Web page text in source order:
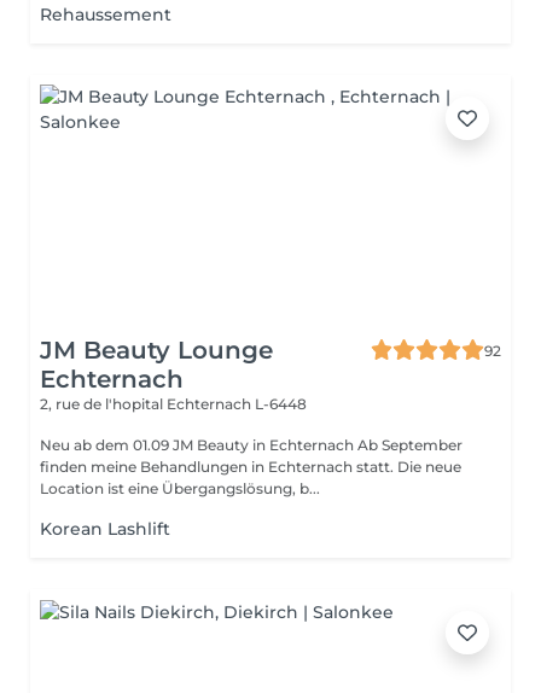
Rehaussement
JM Beauty Lounge
Echternach
92
2, rue de l'hopital Echternach L-6448
Neu ab dem 01.09 JM Beauty in Echternach Ab September
finden meine Behandlungen in Echternach statt. Die neue
Location ist eine Übergangslösung, b...
Korean Lashlift